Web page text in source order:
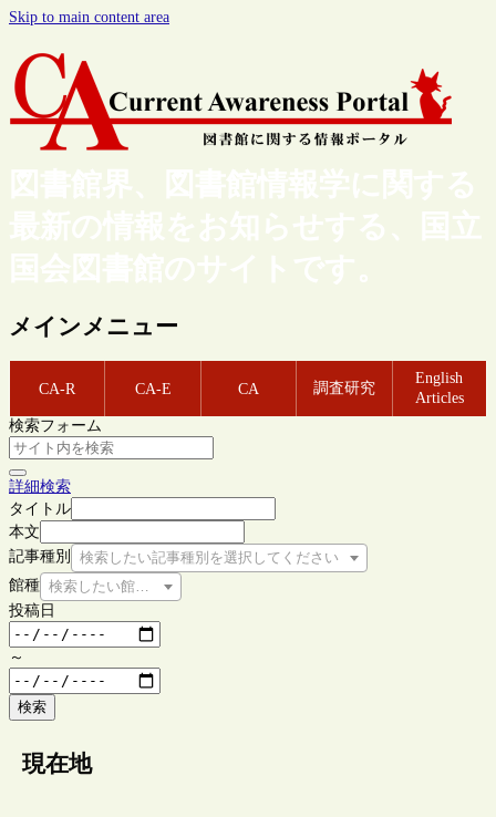
Skip to main content area
図書館界、図書館情報学に関する
最新の情報をお知らせする、国立
国会図書館のサイトです。
メインメニュー
CA-R CA-E CA 調査研究
English
Articles
検索フォーム
詳細検索
タイトル
本文
記事種別
検索したい記事種別を選択してください
館種 検索したい館種を選択してください
投稿日
～
検索
現在地